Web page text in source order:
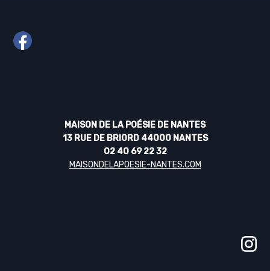
MAISON DE LA POÉSIE DE NANTES
13 RUE DE BRIORD 44000 NANTES
02 40 69 22 32
MAISONDELAPOESIE-NANTES.COM